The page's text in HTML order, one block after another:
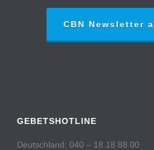
CBN Newsletter
GEBETSHOTLINE
Deutschland: 040 – 18 18 88 00